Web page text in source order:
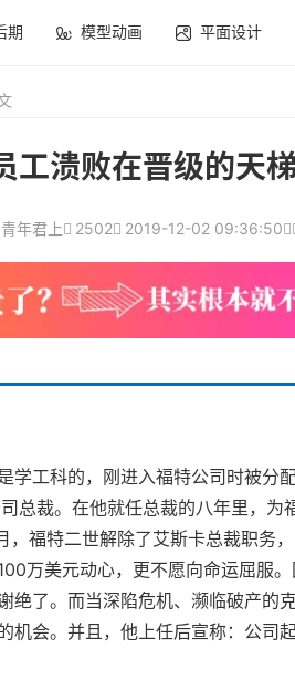
期 模型动画 平面设计
工溃败在晋级的天
青年君上 2502 2019-12-02 09:36:50
学工科的，刚进入福特公司时被分
总裁。在他就任总裁的八年里，
福特二世解除了艾斯卡总裁职务
万美元动心，更不愿向命运屈服
绝了。而当深陷危机、濒临破产的
会。并且，他上任后宣称：公司